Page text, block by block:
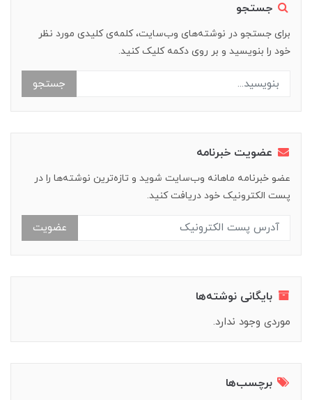
جستجو
برای جستجو در نوشته‌های وب‌سایت، کلمه‌ی کلیدی مورد نظر
خود را بنویسید و بر روی دکمه کلیک کنید.
جستجو
عضویت خبرنامه
عضو خبرنامه ماهانه وب‌سایت شوید و تازه‌ترین نوشته‌ها را در
پست الکترونیک خود دریافت کنید.
عضویت
بایگانی نوشته‌ها
موردی وجود ندارد.
برچسب‌ها